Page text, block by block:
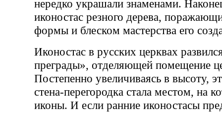
нередко украшали знаменами.
иконостас резного дерева,
формы и блеском мастерства его
Иконостас в русских церквах
преграды», отделяющей помещение
Постепенно увеличиваясь в высоту,
стена-перегородка стала местом, на
иконы. И если ранние иконостасы